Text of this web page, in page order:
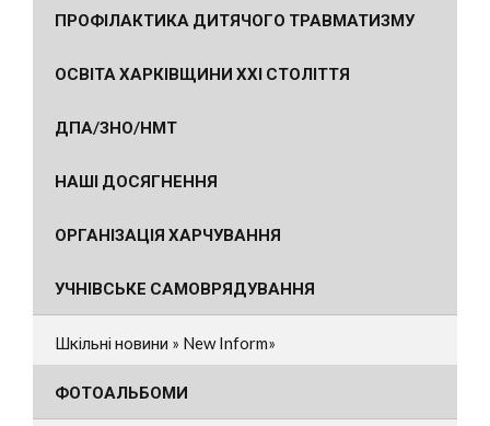
ПРОФІЛАКТИКА ДИТЯЧОГО ТРАВМАТИЗМУ
ОСВІТА ХАРКІВЩИНИ ХХІ СТОЛІТТЯ
ДПА/ЗНО/НМТ
НАШІ ДОСЯГНЕННЯ
ОРГАНІЗАЦІЯ ХАРЧУВАННЯ
УЧНІВСЬКЕ САМОВРЯДУВАННЯ
Шкільні новини » New Inform»
ФОТОАЛЬБОМИ